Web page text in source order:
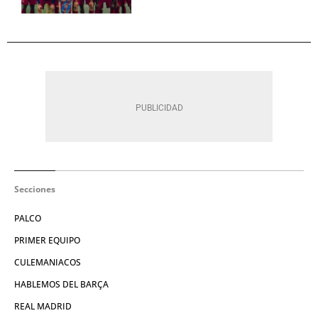
Secciones
PALCO
PRIMER EQUIPO
CULEMANIACOS
HABLEMOS DEL BARÇA
REAL MADRID